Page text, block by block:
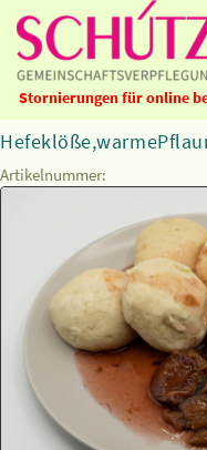
Stornierungen für online
Artikelnummer: